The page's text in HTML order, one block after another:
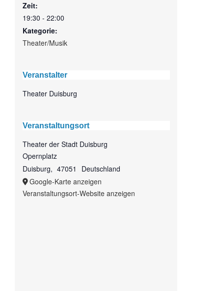
Zeit:
19:30 - 22:00
Kategorie:
Theater/Musik
Veranstalter
Theater Duisburg
Veranstaltungsort
Theater der Stadt Duisburg
Opernplatz
Duisburg, 47051
Deutschland
Google-Karte anzeigen
Veranstaltungsort-Website anzeigen